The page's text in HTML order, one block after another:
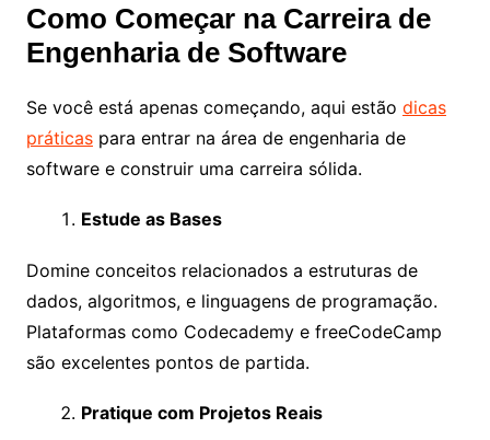
Como Começar na Carreira de
Engenharia de Software
Se você está apenas começando, aqui estão dicas
práticaspara entrar na área de engenharia de
software e construir uma carreira sólida.
Estude as Bases
Domine conceitos relacionados a estruturas de
dados, algoritmos, e linguagens de programação.
Plataformas como Codecademy e freeCodeCamp
são excelentes pontos de partida.
Pratique com Projetos Reais